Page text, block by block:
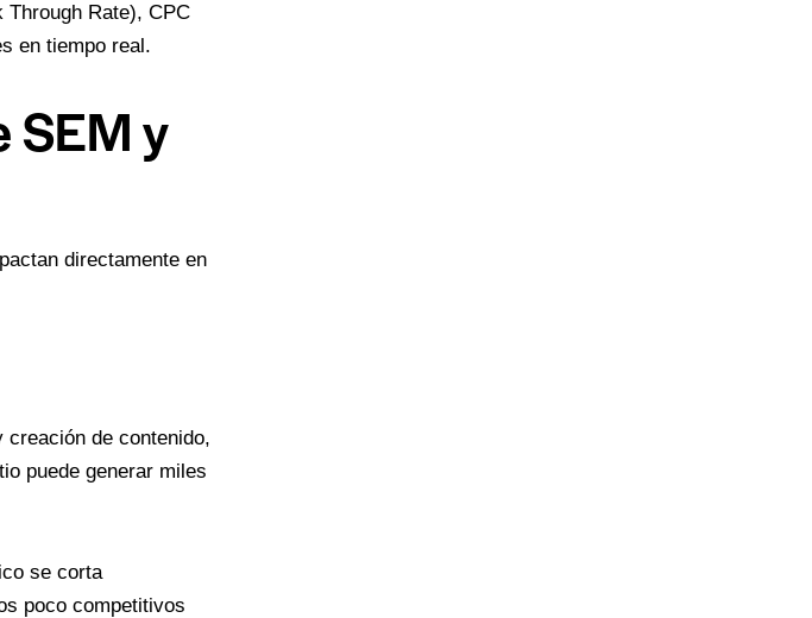
Rate), CPC
en tiempo real.
SEM y
directamente en
de contenido,
puede generar miles
se corta
poco competitivos